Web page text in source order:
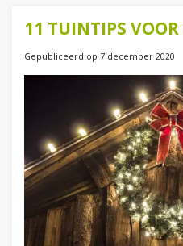
11 TUINTIPS VOOR
Gepubliceerd op 7 december 2020